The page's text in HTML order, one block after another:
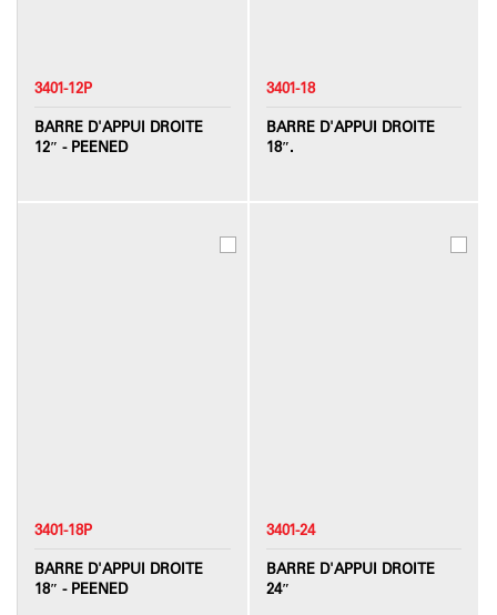
3401-12P
BARRE D'APPUI DROITE
12″ - PEENED
3401-18
BARRE D'APPUI DROITE
18″.
3401-18P
BARRE D'APPUI DROITE
18″ - PEENED
3401-24
BARRE D'APPUI DROITE
24″